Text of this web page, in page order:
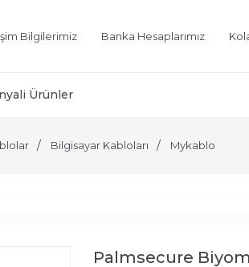
Bilgilerimiz Banka Hesaplarımız
Ürünler
Bilgisayar Kabloları Mykablo
Palmsecure